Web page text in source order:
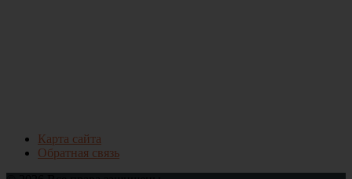
Карта сайта
Обратная связь